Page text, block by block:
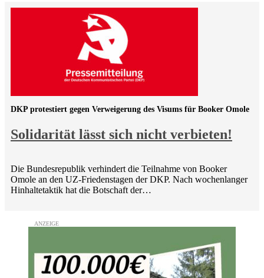
Solidarität lässt sich nicht verbieten!
DKP protestiert gegen Verweigerung des Visums für Booker Omole
Die Bundesrepublik verhindert die Teilnahme von Booker
Omole an den UZ-Friedenstagen der DKP. Nach wochenlanger
Hinhaltetaktik hat die Botschaft der…